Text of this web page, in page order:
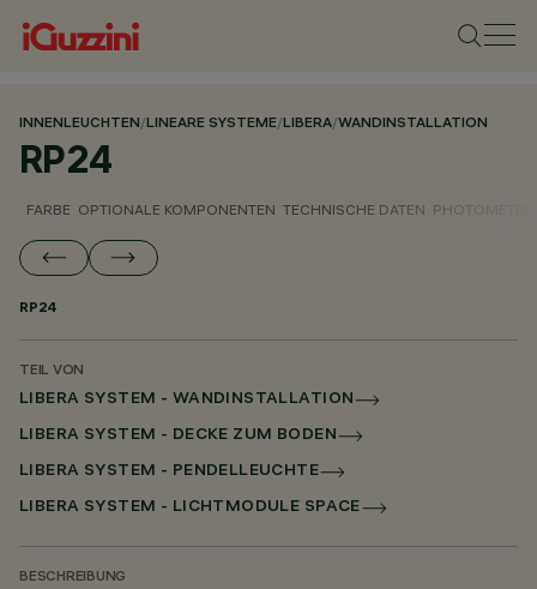
INNENLEUCHTEN/LINEARE SYSTEME/LIBERA/WANDINSTALLATION
RP24
FARBE OPTIONALE KOMPONENTEN TECHNISCHE DATEN
RP24
TEIL VON
LIBERA SYSTEM - WANDINSTALLATION
LIBERA SYSTEM - DECKE ZUM BODEN
LIBERA SYSTEM - PENDELLEUCHTE
LIBERA SYSTEM - LICHTMODULE SPACE
BESCHREIBUNG